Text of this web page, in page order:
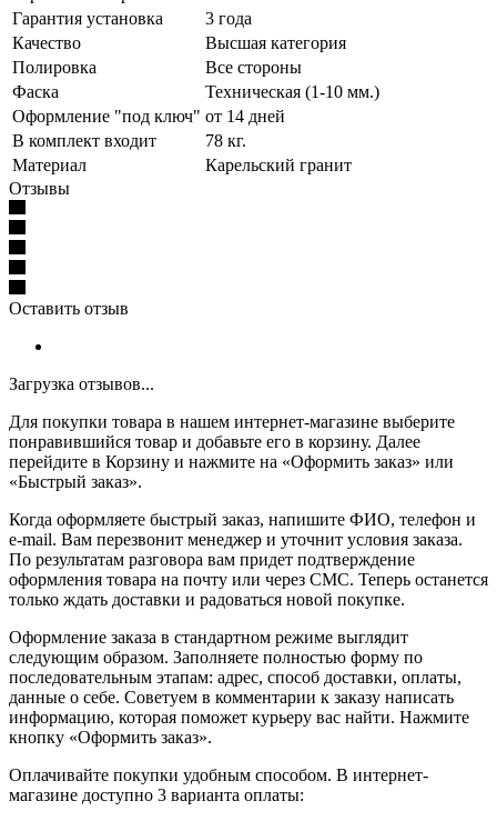
Гарантия установка
3 года
Качество
Высшая категория
Полировка
Все стороны
Фаска
Техническая (1-10 мм.)
Оформление "под ключ" от 14 дней
В комплект входит
78 кг.
Материал
Карельский гранит
Отзывы
Оставить отзыв
Загрузка отзывов...
Для покупки товара в нашем интернет-магазине выберите
понравившийся товар и добавьте его в корзину. Далее
перейдите в Корзину и нажмите на «Оформить заказ» или
«Быстрый заказ».
Когда оформляете быстрый заказ, напишите ФИО, телефон и
e-mail. Вам перезвонит менеджер и уточнит условия заказа.
По результатам разговора вам придет подтверждение
оформления товара на почту или через СМС. Теперь останется
только ждать доставки и радоваться новой покупке.
Оформление заказа в стандартном режиме выглядит
следующим образом. Заполняете полностью форму по
последовательным этапам: адрес, способ доставки, оплаты,
данные о себе. Советуем в комментарии к заказу написать
информацию, которая поможет курьеру вас найти. Нажмите
кнопку «Оформить заказ».
Оплачивайте покупки удобным способом. В интернет-
магазине доступно 3 варианта оплаты: